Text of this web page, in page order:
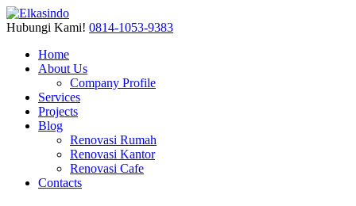
Hubungi Kami! 0814-1053-9383
Home
About Us
Company Profile
Services
Projects
Blog
Renovasi Rumah
Renovasi Kantor
Renovasi Cafe
Contacts